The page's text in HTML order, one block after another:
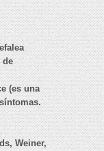
de
(es una
Weiner,